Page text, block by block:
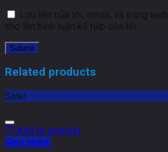
Lưu tên của tôi, email, và trang
cho lần bình luận kế tiếp của tôi.
Related products
Sale!
Add to wishlist
Xem nhanh